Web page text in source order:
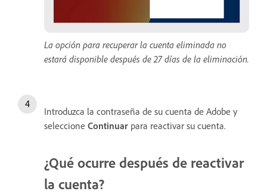
La opción para recuperar la cuenta eliminada no
estará disponible después de 27 días de la eliminación.
Introduzca la contraseña de su cuenta de Adobe y
seleccione Continuar para reactivar su cuenta.
¿Qué ocurre después de reactivar
la cuenta?